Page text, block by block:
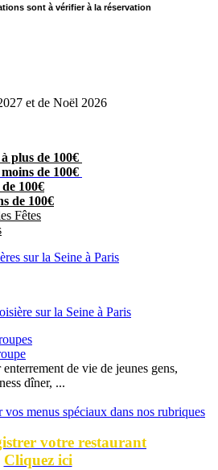
sont à vérifier à la réservation
et de Noël 2026
plus de 100€
de 100€
100€
de 100€
Fêtes
sur la Seine à Paris
de vie de jeunes gens,
dîner, ...
menus spéciaux dans nos rubriques
votre restaurant
Cliquez ici